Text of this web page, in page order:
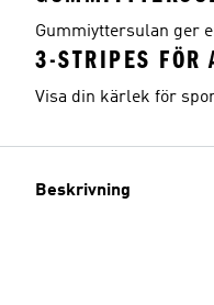
Gummiyttersulan ger
3-STRIPES FÖR
Visa din kärlek för
Beskrivning